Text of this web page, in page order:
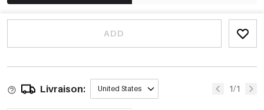
ADD
Livraison: United States 1/1